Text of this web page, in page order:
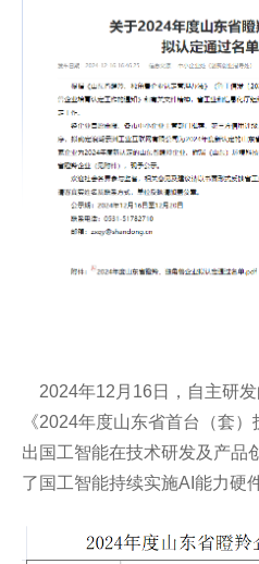
2024年12月16日，自主研
《2024年度山东省首台（套
出国工智能在技术研发及产品
了国工智能持续实施AI能力硬